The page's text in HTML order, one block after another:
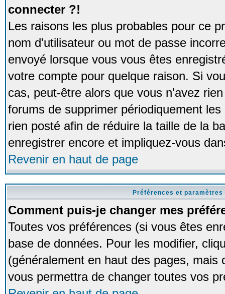
connecter ?!
Les raisons les plus probables pour ce
nom d'utilisateur ou mot de passe
envoyé lorsque vous vous êtes
votre compte pour quelque raison. Si
cas, peut-être alors que vous n'avez
forums de supprimer périodiquement
rien posté afin de réduire la taille de la
enregistrer encore et impliquez-vous
Revenir en haut de page
Préférences et
Comment puis-je changer mes
Toutes vos préférences (si vous êtes
base de données. Pour les modifier,
(généralement en haut des pages,
vous permettra de changer toutes vos